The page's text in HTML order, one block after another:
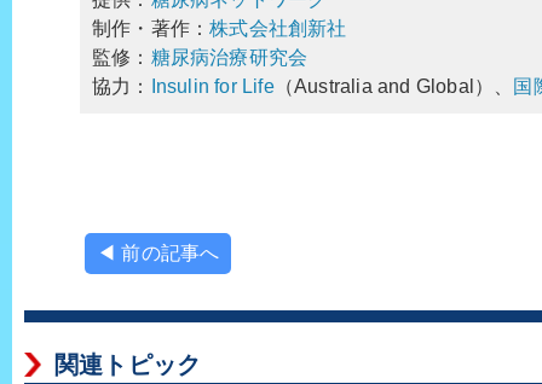
制作・著作：株式会社創新社
監修： 糖尿病治療研究会
協力：
Insulin for Life（Australia and Global）、 国
◀ 前の記事へ
関連トピック